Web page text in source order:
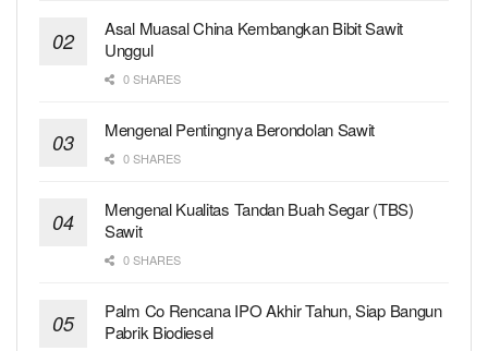
Asal Muasal China Kembangkan Bibit Sawit
Unggul
0 SHARES
Mengenal Pentingnya Berondolan Sawit
0 SHARES
Mengenal Kualitas Tandan Buah Segar (TBS)
Sawit
0 SHARES
Palm Co Rencana IPO Akhir Tahun, Siap Bangun
Pabrik Biodiesel